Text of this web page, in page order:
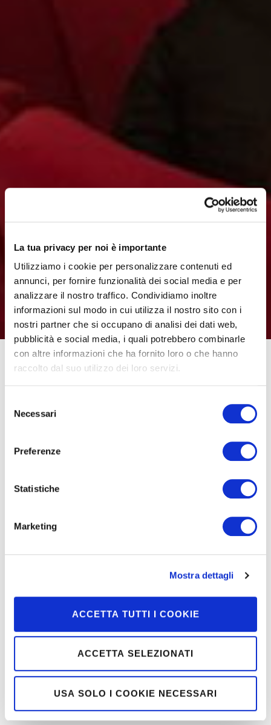
La tua privacy per noi è importante
Utilizziamo i cookie per personalizzare contenuti ed
annunci, per fornire funzionalità dei social media e per
analizzare il nostro traffico. Condividiamo inoltre
informazioni sul modo in cui utilizza il nostro sito con i
nostri partner che si occupano di analisi dei dati web,
pubblicità e social media, i quali potrebbero combinarle
con altre informazioni che ha fornito loro o che hanno
raccolto dal suo utilizzo dei loro servizi.
delNecessari
Preferenze
Statistiche
Marketing
Mostra dettagli
ACCETTA TUTTI I COOKIE
ACCETTA SELEZIONATI
USA SOLO I COOKIE NECESSARI
della terza edizione del premio di pittura dedicato a
Giuliano Pini. Un’iniziativa promossa, con il nostro
dall’Amministrazione Comunale di Cavriglia.
Martedì presso il Teatro Comunale di Cavriglia, ha visto la
Comprensivo “Dante Alighieri” e dei licei artistici Piero
della Francesca di Arezzo, e “Magiotti” dell’ISIS Varchi di
Il premio, nato con l’intento di celebrare la figura di
Giuliano Pini, particolarmente attivo nelle attività
culturali della comunità negli anni vissuti a Cavriglia, è
giunto oggi a costituire, per i giovani artisti emergenti
del territorio, un’importante occasione per mettersi